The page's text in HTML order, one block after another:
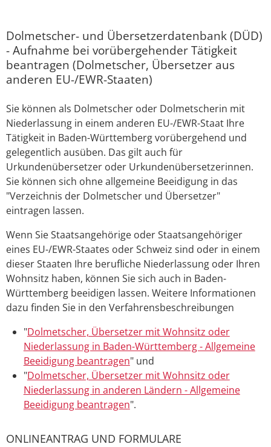
Dolmetscher- und Übersetzerdatenbank (DÜD)
- Aufnahme bei vorübergehender Tätigkeit
beantragen (Dolmetscher, Übersetzer aus
anderen EU-/EWR-Staaten)
Sie können als Dolmetscher oder Dolmetscherin mit
Niederlassung in einem anderen EU-/EWR-Staat Ihre
Tätigkeit in Baden-Württemberg vorübergehend und
gelegentlich ausüben. Das gilt auch für
Urkundenübersetzer oder Urkundenübersetzerinnen.
Sie können sich ohne allgemeine Beeidigung in das
"Verzeichnis der Dolmetscher und Übersetzer"
eintragen lassen.
Wenn Sie Staatsangehörige oder Staatsangehöriger
eines EU-/EWR-Staates oder Schweiz sind oder in einem
dieser Staaten Ihre berufliche Niederlassung oder Ihren
Wohnsitz haben, können Sie sich auch in Baden-
Württemberg beeidigen lassen. Weitere Informationen
dazu finden Sie in den Verfahrensbeschreibungen
"Dolmetscher, Übersetzer mit Wohnsitz oder
Niederlassung in Baden-Württemberg - Allgemeine
Beeidigung beantragen" und
"Dolmetscher, Übersetzer mit Wohnsitz oder
Niederlassung in anderen Ländern - Allgemeine
Beeidigung beantragen".
ONLINEANTRAG UND FORMULARE